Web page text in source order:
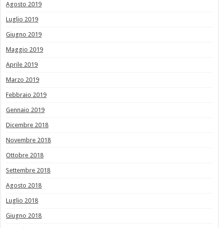
Agosto 2019
Luglio 2019
Giugno 2019
Maggio 2019
Aprile 2019
Marzo 2019
Febbraio 2019
Gennaio 2019
Dicembre 2018
Novembre 2018
Ottobre 2018
Settembre 2018
Agosto 2018
Luglio 2018
Giugno 2018